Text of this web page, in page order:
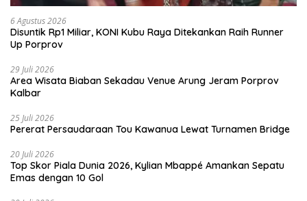
6 Agustus 2026
Disuntik Rp1 Miliar, KONI Kubu Raya Ditekankan Raih Runner
Up Porprov
29 Juli 2026
Area Wisata Biaban Sekadau Venue Arung Jeram Porprov
Kalbar
25 Juli 2026
Pererat Persaudaraan Tou Kawanua Lewat Turnamen Bridge
20 Juli 2026
Top Skor Piala Dunia 2026, Kylian Mbappé Amankan Sepatu
Emas dengan 10 Gol